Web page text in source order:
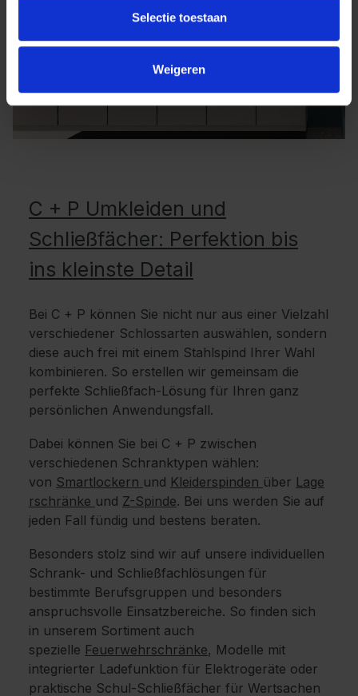
Selectie toestaan
Weigeren
C + P Umkleiden und
Schließfächer: Perfektion bis
ins kleinste Detail
Bei C + P können Sie nicht nur aus einer Vielzahl
verschiedener Schlossarten auswählen, sondern
diese auch frei mit einem Stahlspind Ihrer Wahl
kombinieren. So erstellen wir gemeinsam die
perfekte Schließfach-Lösung für Ihren ganz
persönlichen Anwendungsfall.
Dabei können Sie bei C + P zwischen
verschiedenen Schranktypen wählen:
von Smartlockern und Kleiderspinden über Lage
rschränke und Z-Spinde. Bei uns werden Sie auf
jeden Fall fündig und bestens beraten.
Besonders stolz sind wir auf unsere individuellen
Schrank- und Schließfachlösungen für
bestimmte Berufsgruppen und besonders
anspruchsvolle Einsatzbereiche. So finden sich
in unserem Sortiment auch
spezielle Feuerwehrschränke, Modelle mit
integrierter Ladefunktion für Elektrogeräte oder
praktische Schul-Schließfächer für Wertsachen